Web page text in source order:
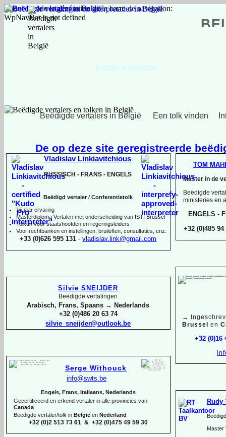
Erreur lors de la génération de la barre de navigation:
WpNavBar is not defined
Beëdigde vertalers in België Een tolk vinden
Eszter Kotroczo
De op deze site geregistreerde
TOM
Master in de
Beëdigde
ministeries en
ENGELS -
+32 (0)485 94
→
Brussel
en
+32 (0)16
Rudy
Master
Vladislav Linkiavitchious
RUSSISCH - FRANS - ENGELS
Beëdigd vertaler / Conferentietolk
15 jaar ervaring
Masterdiploma Vertalen met onderscheiding van ISTI Brussel
Tolken voor staatshoofden en regeringsleiders
Voor rechtbanken en instellingen, bruiloften, consultaties, enz.
+33 (0)626 595 131 - vladislav.link@gmail.com
Silvie SNEIJDER
Beëdigde vertalingen
Arabisch, Frans, Spaans → Nederlands
+32 (0)486 20 63 74
silvie_sneijder@outlook.be
Serge Withouck
info@swts.be
Engels, Frans, Italiaans, Nederlands
Gecertificeerd en erkend vertaler in alle provincies van
Canada
Beëdigde vertaler/tolk in België en Nederland
+32 (0)2 513 73 61 & +32 (0)475 49 59 30